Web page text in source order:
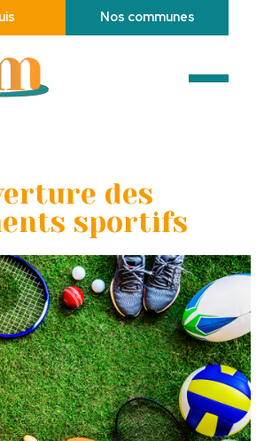
Nos communes
des
sportifs